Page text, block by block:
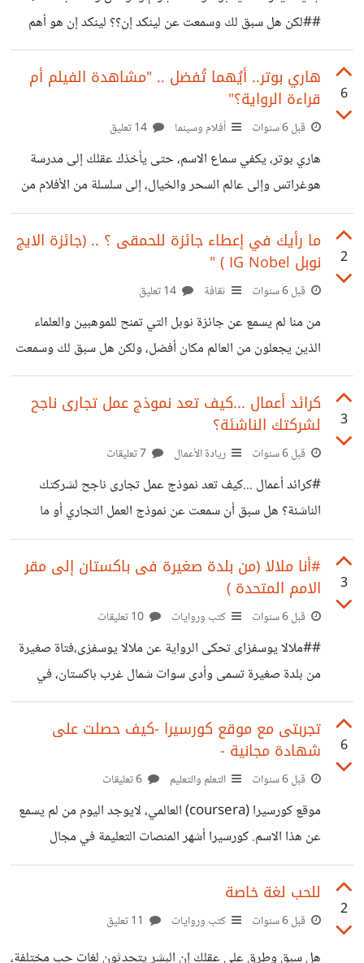
لتغيير ذلك كله. لذلك أعد هذا الكتاب الذي تستطيع المرأة من
خلاله اكتشاف حقيقة الرجل وطريقة تفكيره ومعرفة تركيبته
الكاملة وما يحركه، لقد
##لكن هل سبق لك وسمعت عن لينكد إن؟؟ لينكد إن هو أهم
وأكبر موقع تواصل مهنى في العالم، حيث يوجد عليه ما يقارب
176 مليون مستخدم من الباحثين على فرص عمل أو أصحاب
العمل الباحثين عن موظفين، ما يميزه اختلافه عن وسائل
التوصل الاجتماعي الأخرى، فلينكد أن هدفه الأساسي هو العمل
والتواصل المهني. ## لماذا إنشاء بروفيل قوى علي لينكد إن في
غاية الأهمية.. لأنه من خلال لينكد إن تستطيع التواصل مع
6
هاري بوتر.. أيُهما تُفضل .. "مشاهدة الفيلم أم
قراءة الرواية؟"
قبل 6 سنوات أفلام وسينما
هاري بوتر، يكفي سماع الاسم، حتى يأخذك عقلك إلى مدرسة
هوغراتس وإلى عالم السحر والخيال، إلى سلسلة من الأفلام من
أفضل ما أنتجت السينما العالمية. الغالبية منا شاهد سلسلة الأفلام
بأجزائها الثمانية، ولكن القليل منا للغاية من قرأ سلسلة الروايات
للكاتبة ج. ك. رولينغ. هل فكرت أنه يوجد اختلافات عظيمة بين
الرواية والفيلم، فإذا شبهنا الرواية والفيلم بجبل جليد في قلب
المحيط، ستجد إن الأفلام هي القمة فقط وسلسلة الروايات هي
الجزء الأعمق، فإليك أشهر الاختلافات بين الفيلم والرواية: -
2
ما رأيك في إعطاء جائزة للحمقى ؟ .. (جائزة الايج
نوبل IG Nobel ) "
قبل 6 سنوات ثقافة
من منا لم يسمع عن جائزة نوبل التي تمنح للموهبين والعلماء
الذين يجعلون من العالم مكان أفضل، ولكن هل سبق لك وسمعت
عن جائزة إيج نوبل وهي النقيض تماما لجائزة نوبل، فالجائزة
تمنح للحمقى، نعم كما قرات تمنح للحمقى الجهلاء ذو الاكتشافات
ففكرة الجائزة الأساسية قائمة على "أضحك ثم فكر" . أي تضحك
في البداية ثم بعدها تستغرب وتتملكك الدهشة. أسس مارك
أبراهامزالجائزة عام 1991من خلال مجلة الأبحاث عديمة الفائدة
3
كرائد أعمال ...كيف تعد نموذج عمل تجارى ناجح
لشركتك الناشئة؟
قبل 6 سنوات ريادة الأعمال
#كرائد أعمال ...كيف تعد نموذج عمل تجارى ناجح لشركتك
الناشئة؟ هل سبق أن سمعت عن نموذج العمل التجاري أو ما
يسمى Business Model Canvas هو مخطط أو أداة تساعد
رواد الأعمال لإنشاء شركاتهم وخلق قيمة لأعمالهم التجارية، حيث
أنه يوضح رؤية الشركة الناشئة وكيفية التخطيط لها. يقوم
نموذج العمل التجاري الناجح على تسعة أركان، ولكل ركن فائدته
الخاصة وهما: - *شرائح العملاء: - لا يمكن إنشاء شركة بدون
تحديد عملاء مربحين لها، فالعملاء هم جوهر أي نموذج تجاري،
3
#أنا ملالا (من بلدة صغيرة فى باكستان إلى مقر
الامم المتحدة )
قبل 6 سنوات كتب وروايات
##ملالا يوسفزاى تحكى الرواية عن ملالا يوسفزى،فتاة صغيرة
من بلدة صغيرة تسمى وأدى سوات شمال غرب باكستان، في
عامها الثاني عشر وجدت الطالبان يحتلون واديها البديع ويمنعون
تعليم الفتيات، ويقومون بعمليات تفجير لكل مداراس الفتيات،
وقتها كان والد ملالا يملك مدرسة صغيرة في الوادي وهدُد من
الطالبان إذا لم يمنع الفتيات من الذهاب للمدرسة، ولكن ملالا
ووالدها لم يلقون بالاً لهذه التهديدات، بل استمروا فى الدفاع عن
حقوق الفتيات فى التعليم، فقام الصَّحفي آدم إليك التابع
6
تجربتى مع موقع كورسيرا -كيف حصلت على
شهادة مجانية -
قبل 6 سنوات التعلم والتعليم
موقع كورسيرا (coursera) العالمي، لايوجد اليوم من لم يسمع
عن هذا الاسم. كورسيرا أشهر المنصات التعليمة في مجال
الكورسات عن بعد، لا يمكن أن تكون طالب في الجامعة أو حديث
التخرج أو حتى تعمل، وتسعى إلى التطوير من خبراتك، ولم
تجرب التعلم من خلاله. ما يميز كورسيرا عن باقي المنصات
2
للحب لغة خاصة
قبل 6 سنوات كتب وروايات